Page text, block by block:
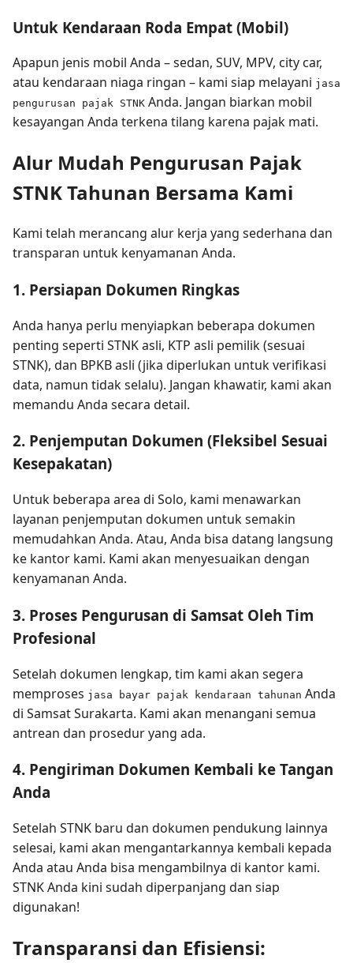
Untuk Kendaraan Roda Empat (Mobil)
Apapun jenis mobil Anda – sedan, SUV, MPV, city car,
atau kendaraan niaga ringan – kami siap melayani jasa
pengurusan pajak STNK Anda. Jangan biarkan mobil
kesayangan Anda terkena tilang karena pajak mati.
Alur Mudah Pengurusan Pajak
STNK Tahunan Bersama Kami
Kami telah merancang alur kerja yang sederhana dan
transparan untuk kenyamanan Anda.
1. Persiapan Dokumen Ringkas
Anda hanya perlu menyiapkan beberapa dokumen
penting seperti STNK asli, KTP asli pemilik (sesuai
STNK), dan BPKB asli (jika diperlukan untuk verifikasi
data, namun tidak selalu). Jangan khawatir, kami akan
memandu Anda secara detail.
2. Penjemputan Dokumen (Fleksibel Sesuai
Kesepakatan)
Untuk beberapa area di Solo, kami menawarkan
layanan penjemputan dokumen untuk semakin
memudahkan Anda. Atau, Anda bisa datang langsung
ke kantor kami. Kami akan menyesuaikan dengan
kenyamanan Anda.
3. Proses Pengurusan di Samsat Oleh Tim
Profesional
Setelah dokumen lengkap, tim kami akan segera
memproses jasa bayar pajak kendaraan tahunan Anda
di Samsat Surakarta. Kami akan menangani semua
antrean dan prosedur yang ada.
4. Pengiriman Dokumen Kembali ke Tangan
Anda
Setelah STNK baru dan dokumen pendukung lainnya
selesai, kami akan mengantarkannya kembali kepada
Anda atau Anda bisa mengambilnya di kantor kami.
STNK Anda kini sudah diperpanjang dan siap
digunakan!
Transparansi dan Efisiensi: